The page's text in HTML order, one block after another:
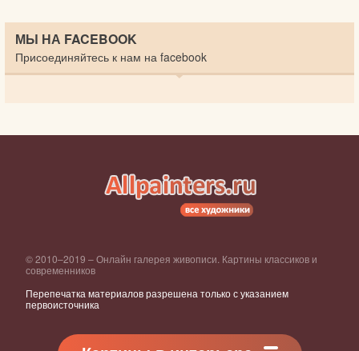
МЫ НА FACEBOOK
Присоединяйтесь к нам на facebook
© 2010–2019 – Онлайн галерея живописи. Картины классиков и
современников
Перепечатка материалов разрешена только с указанием
первоисточника